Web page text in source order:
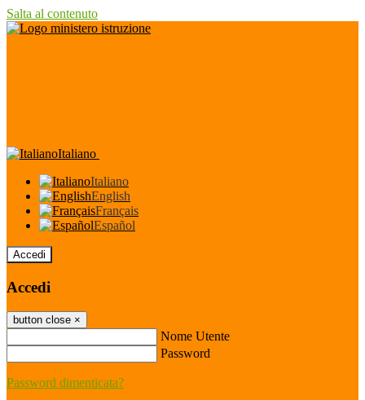
Salta al contenuto
Italiano
Italiano
English
Français
Español
Accedi
Accedi
button close ×
Nome Utente
Password
Password dimenticata?